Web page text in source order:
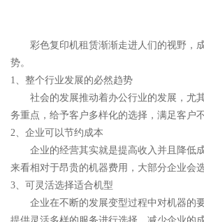
彩色复印机租赁渐渐走进人们的视野，成
势。
1、 整个行业发展的必然趋势
社会的发展推动着办公行业的发展，尤其
务重点，给予客户多样化的选择，满足客户
2、 企业可以节约成本
企业的经营其实就是提高收入并且降低成
来看相对于昂贵的机器费用，大部分企业会
3、 可灵活选择适合机型
企业在不断的发展变型过程中对机器的要